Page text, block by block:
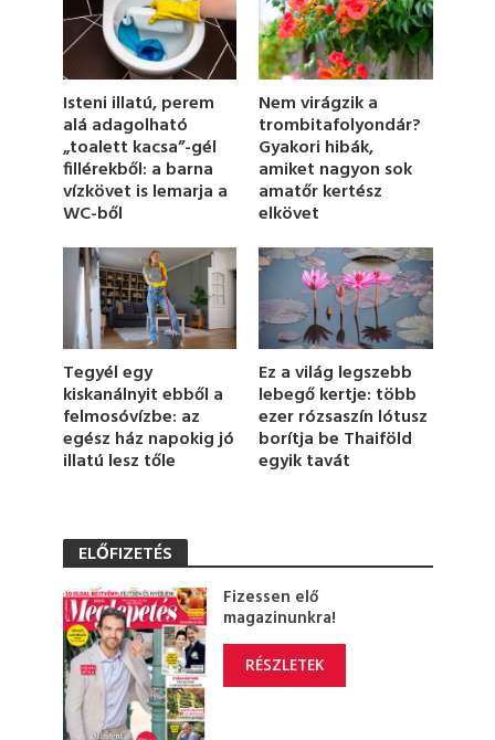
d
o
f
m
i
n
u
t
e
,
1
s
Isteni illatú, perem
alá adagolható
„toalett kacsa”-gél
fillérekből: a barna
vízkövet is lemarja a
WC-ből
Nem virágzik a
trombitafolyondár?
Gyakori hibák,
amiket nagyon sok
amatőr kertész
elkövet
Tegyél egy
kiskanálnyit ebből a
felmosóvízbe: az
egész ház napokig jó
illatú lesz tőle
Ez a világ legszebb
lebegő kertje: több
ezer rózsaszín lótusz
borítja be Thaiföld
egyik tavát
ELŐFIZETÉS
Fizessen elő
magazinunkra!
RÉSZLETEK